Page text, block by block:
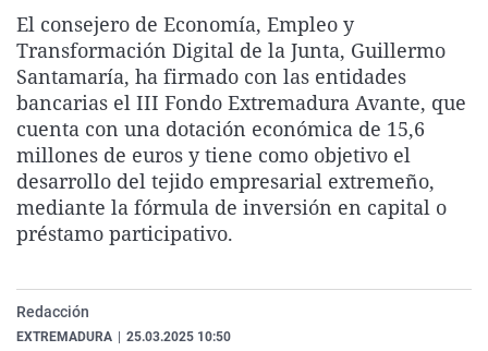
La rosa de los vientos
Gente viajera
Como el perro y el
Caso
Retornados
Equipo de
Operación Viuda
Extremadura
Galicia
La Rioja
Navarra
País Vasco
Virales
Televisión
Elecciones
El consejero de Economía, Empleo y
Transformación Digital de la Junta, Guillermo
Santamaría, ha firmado con las entidades
bancarias el III Fondo Extremadura Avante, que
cuenta con una dotación económica de 15,6
millones de euros y tiene como objetivo el
desarrollo del tejido empresarial extremeño,
mediante la fórmula de inversión en capital o
préstamo participativo.
Redacción
EXTREMADURA 25.03.2025 10:50